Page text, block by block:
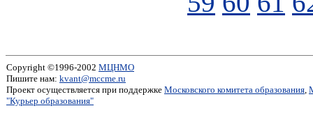
Copyright ©1996-2002 МЦНМО
Пишите нам: kvant@mccme.ru
Проект осуществляется при поддержке Московского комитета образования,
"Курьер образования"